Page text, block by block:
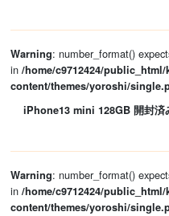
Warning: number_format()
in /home/c9712424/
content/themes/yoroshi/
iPhone13 mini 128GB 開封済
Warning: number_format()
in /home/c9712424/
content/themes/yoroshi/